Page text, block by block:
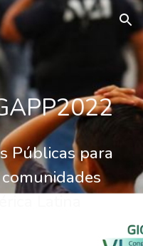
Skip to navigation
Públicas para
Latina